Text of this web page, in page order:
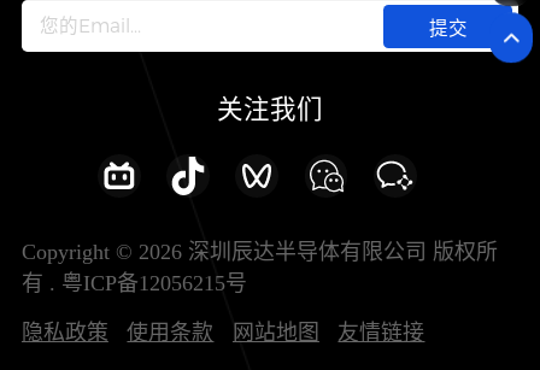
提交
关注我们
Copyright © 2026 深圳辰达半导体有限公司 版权所
有 . 粤ICP备12056215号
隐私政策 使用条款 网站地图 友情链接